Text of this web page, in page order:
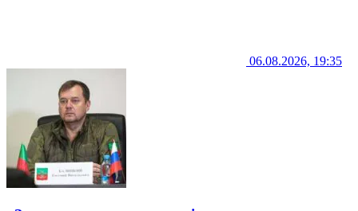
06.08.2026, 19:35